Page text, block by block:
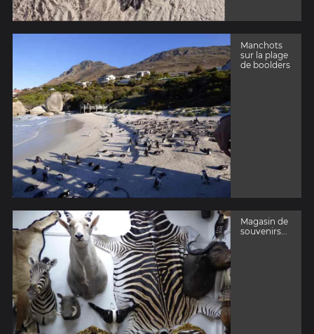
Manchots
sur la plage
de boolders
Magasin de
souvenirs...